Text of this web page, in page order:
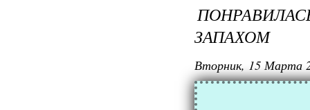
ЗАПАХОМ
Вторник, 15 Марта